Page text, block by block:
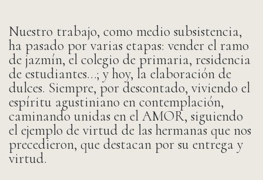
Nuestro trabajo, como medio subsistencia,
ha pasado por varias etapas: vender el ramo
de jazmín, el colegio de primaria, residencia
de estudiantes…; y hoy, la elaboración de
dulces. Siempre, por descontado, viviendo el
espíritu agustiniano en contemplación,
caminando unidas en el AMOR, siguiendo
el ejemplo de virtud de las hermanas que nos
precedieron, que destacan por su entrega y
virtud.